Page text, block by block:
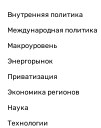
Внутренняя политика
Международная политика
Макроуровень
Энергорынок
Приватизация
Экономика регионов
Наука
Технологии